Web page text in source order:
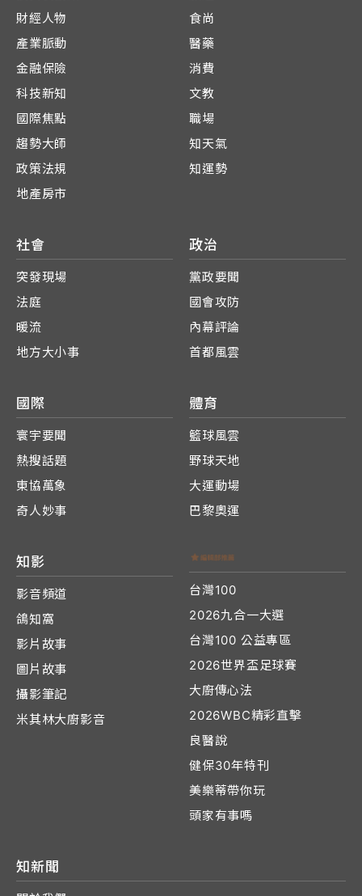
財經人物
產業脈動
金融保險
科技新知
國際焦點
趨勢大師
政策法規
地產房市
食尚
醫藥
消費
文教
職場
知天氣
知運勢
社會
突發現場
法庭
暖流
地方大小事
政治
黨政要聞
國會攻防
內幕評論
首都風雲
國際
寰宇要聞
熱搜話題
東協萬象
奇人妙事
體育
籃球風雲
野球天地
大運動場
巴黎奧運
知影
影音頻道
鴿知窩
影片故事
圖片故事
攝影筆記
米其林大廚影音
台灣100
2026九合一大選
台灣100 公益專區
2026世界盃足球賽
大廚傳心法
2026WBC精彩直擊
良醫說
健保30年特刊
美樂蒂帶你玩
頭家有事嗎
知新聞